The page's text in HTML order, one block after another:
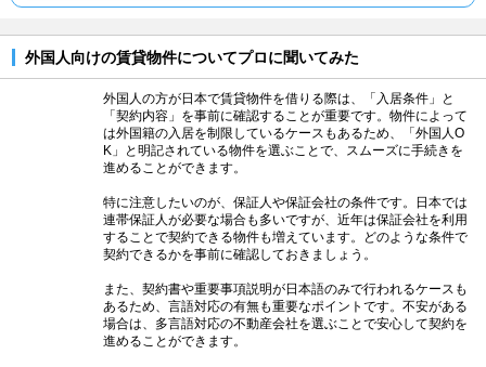
外国人向けの賃貸物件についてプロに聞いてみた
外国人の方が日本で賃貸物件を借りる際は、「入居条件」と
「契約内容」を事前に確認することが重要です。物件によって
は外国籍の入居を制限しているケースもあるため、「外国人O
K」と明記されている物件を選ぶことで、スムーズに手続きを
進めることができます。
特に注意したいのが、保証人や保証会社の条件です。日本では
連帯保証人が必要な場合も多いですが、近年は保証会社を利用
することで契約できる物件も増えています。どのような条件で
契約できるかを事前に確認しておきましょう。
また、契約書や重要事項説明が日本語のみで行われるケースも
あるため、言語対応の有無も重要なポイントです。不安がある
場合は、多言語対応の不動産会社を選ぶことで安心して契約を
進めることができます。